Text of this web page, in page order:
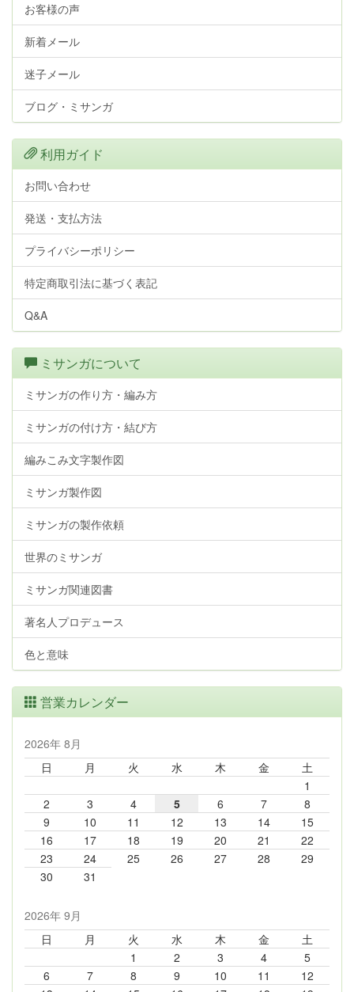
お客様の声
新着メール
迷子メール
ブログ・ミサンガ
利用ガイド
お問い合わせ
発送・支払方法
プライバシーポリシー
特定商取引法に基づく表記
Q&A
ミサンガについて
ミサンガの作り方・編み方
ミサンガの付け方・結び方
編みこみ文字製作図
ミサンガ製作図
ミサンガの製作依頼
世界のミサンガ
ミサンガ関連図書
著名人プロデュース
色と意味
営業カレンダー
2026年 8月
日
月 火 水 木 金
土
1
2
3 4 5 6 7
8
9
10 11 12 13 14
15
16
17 18 19 20 21
22
23
24 25 26 27 28
29
30
31
2026年 9月
日
月 火 水 木 金
土
1
2 3 4
5
6
7 8 9 10 11
12